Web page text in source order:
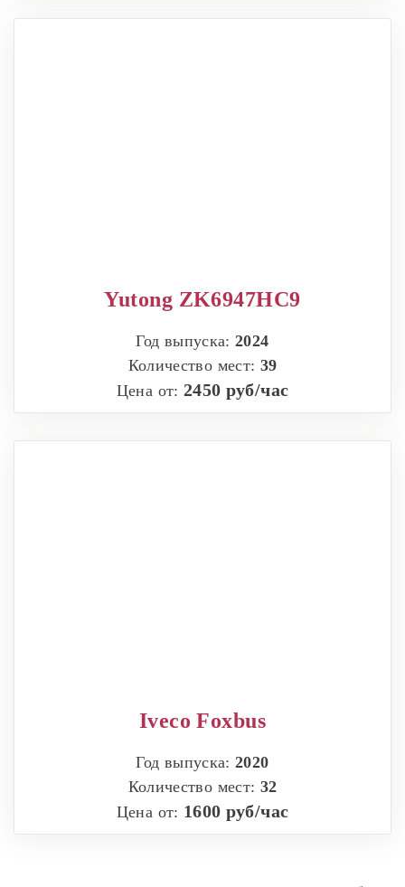
Yutong ZK6947HC9
Год выпуска:2024
Количество мест: 39
Цена от: 2450 руб/час
Iveco Foxbus
Год выпуска:2020
Количество мест: 32
Цена от: 1600 руб/час